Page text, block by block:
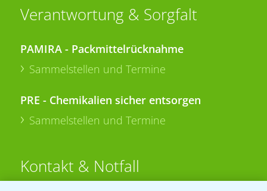
Verantwortung & Sorgfalt
PAMIRA - Packmittelrücknahme
Sammelstellen und Termine
PRE - Chemikalien sicher entsorgen
Sammelstellen und Termine
Kontakt & Notfall